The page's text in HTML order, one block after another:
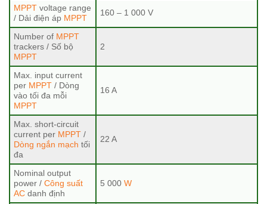
MPPT voltage range
/ Dải điện áp MPPT
160 – 1 000 V
Number of MPPT
trackers / Số bộ
MPPT
2
Max. input current
per MPPT / Dòng
vào tối đa mỗi
MPPT
16 A
Max. short-circuit
current per MPPT /
Dòng ngắn mạch tối
đa
22 A
Nominal output
power / Công suất
AC danh định
5 000 W